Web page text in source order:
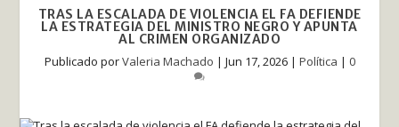
TRAS LA ESCALADA DE VIOLENCIA EL FA DEFIENDE
LA ESTRATEGIA DEL MINISTRO NEGRO Y APUNTA
AL CRIMEN ORGANIZADO
Publicado porValeria Machado | Jun 17, 2026| Política | 0